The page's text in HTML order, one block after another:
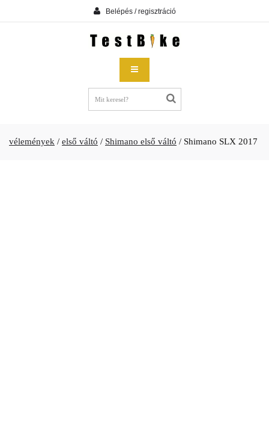
Belépés / regisztráció
vélemények / első váltó / Shimano első váltó / Shimano SLX 2017